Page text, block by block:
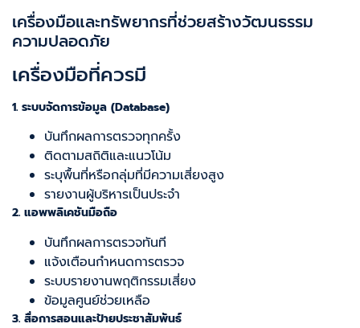
เครื่องมือและทรัพยากรที่ช่วยสร้างวัฒนธรรม
ความปลอดภัย
เครื่องมือที่ควรมี
1. ระบบจัดการข้อมูล (Database)
บันทึกผลการตรวจทุกครั้ง
ติดตามสถิติและแนวโน้ม
ระบุพื้นที่หรือกลุ่มที่มีความเสี่ยงสูง
รายงานผู้บริหารเป็นประจำ
2. แอพพลิเคชันมือถือ
บันทึกผลการตรวจทันที
แจ้งเตือนกำหนดการตรวจ
ระบบรายงานพฤติกรรมเสี่ยง
ข้อมูลศูนย์ช่วยเหลือ
3. สื่อการสอนและป้ายประชาสัมพันธ์